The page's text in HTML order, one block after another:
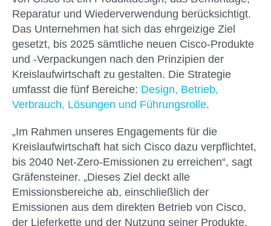
Reparatur und Wiederverwendung berücksichtigt.
Das Unternehmen hat sich das ehrgeizige Ziel
gesetzt, bis 2025 sämtliche neuen Cisco-Produkte
und -Verpackungen nach den Prinzipien der
Kreislaufwirtschaft zu gestalten. Die Strategie
umfasst die fünf Bereiche: Design, Betrieb,
Verbrauch, Lösungen und Führungsrolle.
„Im Rahmen unseres Engagements für die
Kreislaufwirtschaft hat sich Cisco dazu verpflichtet,
bis 2040 Net-Zero-Emissionen zu erreichen“, sagt
Gräfensteiner. „Dieses Ziel deckt alle
Emissionsbereiche ab, einschließlich der
Emissionen aus dem direkten Betrieb von Cisco,
der Lieferkette und der Nutzung seiner Produkte.